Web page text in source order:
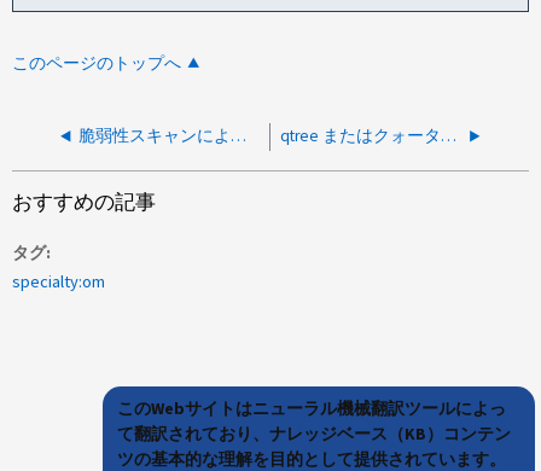
このページのトップへ
脆弱性スキャンにより、AIQUMに 「自己署名証明書」の脆弱性があることが報告されます。 qtree またはクォータの作成時にボリュームリストのロードがタイムアウトしました System Manager 9.8 で実行します
おすすめの記事
タグ
specialty:om
このWebサイトはニューラル機械翻訳ツールによっ
て翻訳されており、ナレッジベース（KB）コンテン
ツの基本的な理解を目的として提供されています。